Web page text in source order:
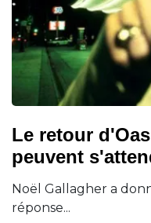
Le retour
peuvent
Noël Gallagher a
réponse...